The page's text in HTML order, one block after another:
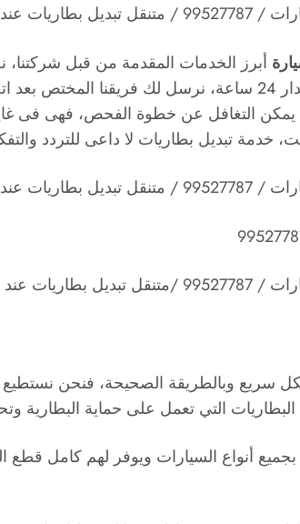
البيت الكويت
أبرز الخدمات المقدمة من قبل
معنا فى اى وقت على مدار 24 ساعة، نرسل لك
يمكن التغافل عن خطوة الفحص، فهى فى
خدمة تبديل بطاريات لا داعى للتردد
البيت الكويت
البيت الكويت
سريع وبالطريقة الصحيحة، فنحن نستطيع أن
التي تعمل على حماية البطارية
أنواع السيارات ويوفر لهم كامل قطع